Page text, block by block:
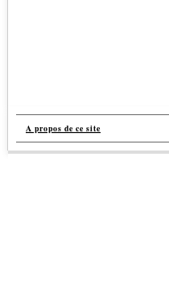
A propos de ce site